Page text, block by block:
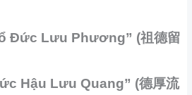
Đức Lưu Phương” (祖德留
Hậu Lưu Quang” (德厚流